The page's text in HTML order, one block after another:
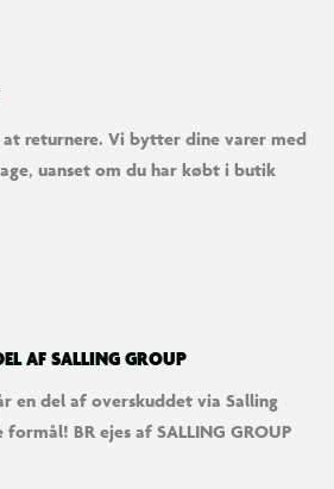
små Ford-fans!
at returnere. Vi bytter dine varer med
uanset om du har købt i butik
AF SALLING GROUP
en del af overskuddet via Salling
BR ejes af SALLING GROUP